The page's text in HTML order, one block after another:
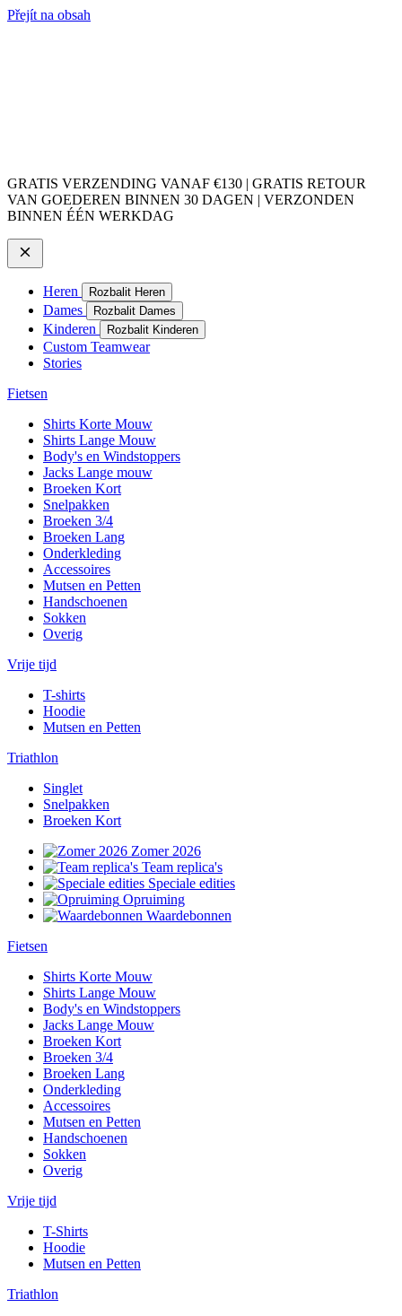
Přejít na obsah
GRATIS VERZENDING VANAF €130 | GRATIS RETOUR
VAN GOEDEREN BINNEN 30 DAGEN | VERZONDEN
BINNEN ÉÉN WERKDAG
Heren Rozbalit Heren
Dames Rozbalit Dames
Kinderen Rozbalit Kinderen
Custom Teamwear
Stories
Fietsen
Shirts Korte Mouw
Shirts Lange Mouw
Body's en Windstoppers
Jacks Lange mouw
Broeken Kort
Snelpakken
Broeken 3/4
Broeken Lang
Onderkleding
Accessoires
Mutsen en Petten
Handschoenen
Sokken
Overig
Vrije tijd
T-shirts
Hoodie
Mutsen en Petten
Triathlon
Singlet
Snelpakken
Broeken Kort
Zomer 2026
Team replica's
Speciale edities
Opruiming
Waardebonnen
Fietsen
Shirts Korte Mouw
Shirts Lange Mouw
Body's en Windstoppers
Jacks Lange Mouw
Broeken Kort
Broeken 3/4
Broeken Lang
Onderkleding
Accessoires
Mutsen en Petten
Handschoenen
Sokken
Overig
Vrije tijd
T-Shirts
Hoodie
Mutsen en Petten
Triathlon